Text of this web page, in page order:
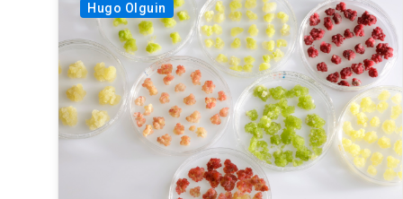
Hugo Olguin